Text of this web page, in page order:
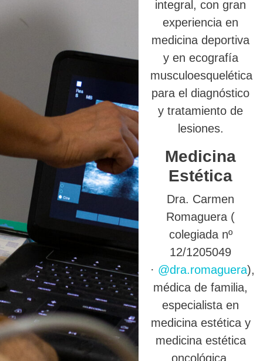
integral, con gran
experiencia en
medicina deportiva
y en ecografía
musculoesquelética
para el diagnóstico
y tratamiento de
lesiones.
Medicina
Estética
Dra. Carmen
Romaguera (
colegiada nº
12/1205049
· @dra.romaguera),
médica de familia,
especialista en
medicina estética y
medicina estética
oncológica.